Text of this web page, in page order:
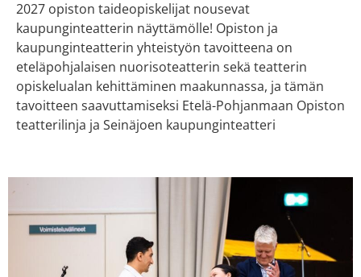
2027 opiston taideopiskelijat nousevat
kaupunginteatterin näyttämölle! Opiston ja
kaupunginteatterin yhteistyön tavoitteena on
eteläpohjalaisen nuorisoteatterin sekä teatterin
opiskelualan kehittäminen maakunnassa, ja tämän
tavoitteen saavuttamiseksi Etelä-Pohjanmaan Opiston
teatterilinja ja Seinäjoen kaupunginteatteri